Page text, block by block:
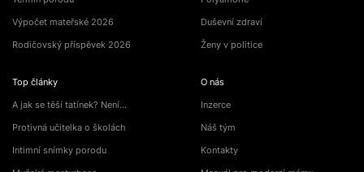
Výpočet mateřské 2026
Rodičovský příspěvek 2026
Top články
A jak se těší tatínek? Není…
Protivná učitelka o školách
Intimní snímky porodu
Duševní zdraví
Ženy v politice
O nás
Inzerce
Náš tým
Kontakty